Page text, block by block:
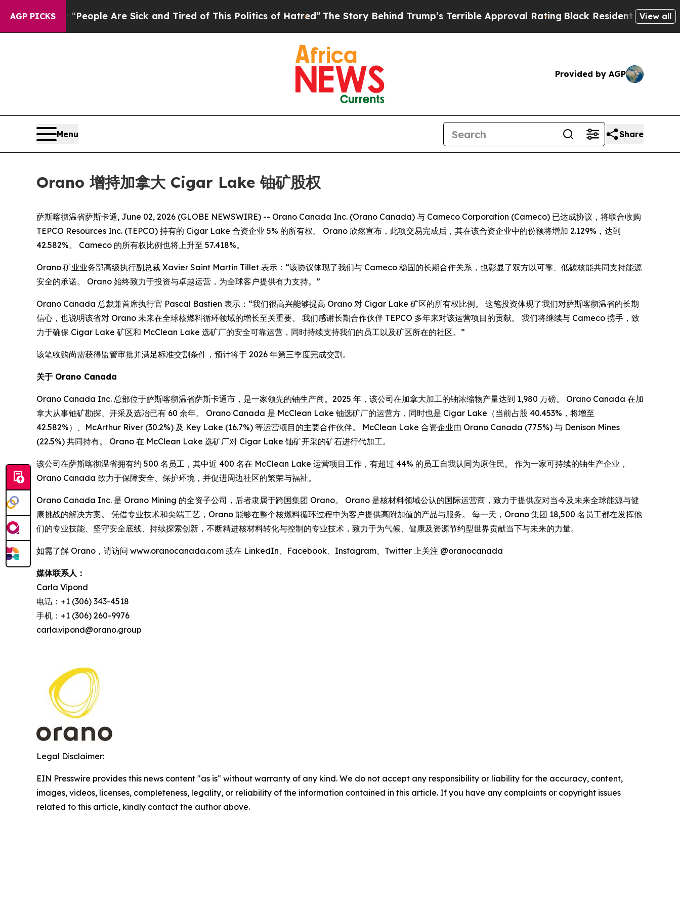
AGP PICKS
Win: “People Are Sick and Tired of This Politics of Hatred”The Story Behind Trump’s Terrible Approval Rating Black Residents Warned of
View all
Provided by AGP
Menu Share
Orano 增持加拿大 Cigar Lake 铀矿股权
萨斯喀彻温省萨斯卡通, June 02, 2026 (GLOBE NEWSWIRE) -- Orano Canada Inc. (Orano Canada) 与 Cameco Corporation (Cameco) 已达成协议，将联合收购
TEPCO Resources Inc. (TEPCO) 持有的 Cigar Lake 合资企业 5% 的所有权。 Orano 欣然宣布，此项交易完成后，其在该合资企业中的份额将增加 2.129%，达到
42.582%。 Cameco 的所有权比例也将上升至 57.418%。
Orano 矿业业务部高级执行副总裁 Xavier Saint Martin Tillet 表示：“该协议体现了我们与 Cameco 稳固的长期合作关系，也彰显了双方以可靠、低碳核能共同支持能源
安全的承诺。 Orano 始终致力于投资与卓越运营，为全球客户提供有力支持。”
Orano Canada 总裁兼首席执行官 Pascal Bastien 表示：“我们很高兴能够提高 Orano 对 Cigar Lake 矿区的所有权比例。 这笔投资体现了我们对萨斯喀彻温省的长期
信心，也说明该省对 Orano 未来在全球核燃料循环领域的增长至关重要。 我们感谢长期合作伙伴 TEPCO 多年来对该运营项目的贡献。 我们将继续与 Cameco 携手，致
力于确保 Cigar Lake 矿区和 McClean Lake 选矿厂的安全可靠运营，同时持续支持我们的员工以及矿区所在的社区。”
该笔收购尚需获得监管审批并满足标准交割条件，预计将于 2026 年第三季度完成交割。
关于 Orano Canada
Orano Canada Inc. 总部位于萨斯喀彻温省萨斯卡通市，是一家领先的铀生产商。2025 年，该公司在加拿大加工的铀浓缩物产量达到 1,980 万磅。 Orano Canada 在加
拿大从事铀矿勘探、开采及选冶已有 60 余年。 Orano Canada 是 McClean Lake 铀选矿厂的运营方，同时也是 Cigar Lake（当前占股 40.453%，将增至
42.582%）、McArthur River (30.2%) 及 Key Lake (16.7%) 等运营项目的主要合作伙伴。 McClean Lake 合资企业由 Orano Canada (77.5%) 与 Denison Mines
(22.5%) 共同持有。 Orano 在 McClean Lake 选矿厂对 Cigar Lake 铀矿开采的矿石进行代加工。
该公司在萨斯喀彻温省拥有约 500 名员工，其中近 400 名在 McClean Lake 运营项目工作，有超过 44% 的员工自我认同为原住民。 作为一家可持续的铀生产企业，
Orano Canada 致力于保障安全、保护环境，并促进周边社区的繁荣与福祉。
Orano Canada Inc. 是 Orano Mining 的全资子公司，后者隶属于跨国集团 Orano。 Orano 是核材料领域公认的国际运营商，致力于提供应对当今及未来全球能源与健
康挑战的解决方案。 凭借专业技术和尖端工艺，Orano 能够在整个核燃料循环过程中为客户提供高附加值的产品与服务。 每一天，Orano 集团 18,500 名员工都在发挥他
们的专业技能、坚守安全底线、持续探索创新，不断精进核材料转化与控制的专业技术，致力于为气候、健康及资源节约型世界贡献当下与未来的力量。
如需了解 Orano，请访问 www.oranocanada.com 或在 LinkedIn、Facebook、Instagram、Twitter 上关注 @oranocanada
媒体联系人：
Carla Vipond
电话：+1 (306) 343-4518
手机：+1 (306) 260-9976
carla.vipond@orano.group
Legal Disclaimer:
EIN Presswire provides this news content "as is" without warranty of any kind. We do not accept any responsibility or liability for the accuracy, content,
images, videos, licenses, completeness, legality, or reliability of the information contained in this article. If you have any complaints or copyright issues
related to this article, kindly contact the author above.